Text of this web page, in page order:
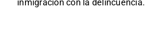
inmigración con la delincuencia.